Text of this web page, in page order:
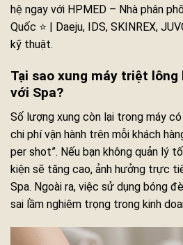
hệ ngay với HPMED – Nhà phân
Quốc ⭐ | Daeju, IDS, SKINREX,
kỹ thuật.
Tại sao xung máy triệt
với Spa?
Số lượng xung còn lại trong máy
chi phí vận hành trên mỗi khách
per shot”. Nếu bạn không quản lý
kiện sẽ tăng cao, ảnh hưởng trực
Spa. Ngoài ra, việc sử dụng bóng
sai lầm nghiêm trọng trong kinh